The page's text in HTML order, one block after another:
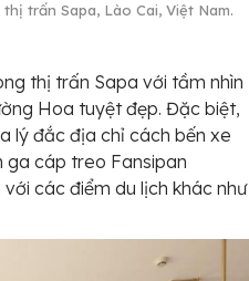
trấn Sapa, Lào Cai, Việt Nam.
thị trấn Sapa với tầm nhìn
Hoa tuyệt đẹp. Đặc biệt,
lý đắc địa chỉ cách bến xe
ga cáp treo Fansipan
các điểm du lịch khác như